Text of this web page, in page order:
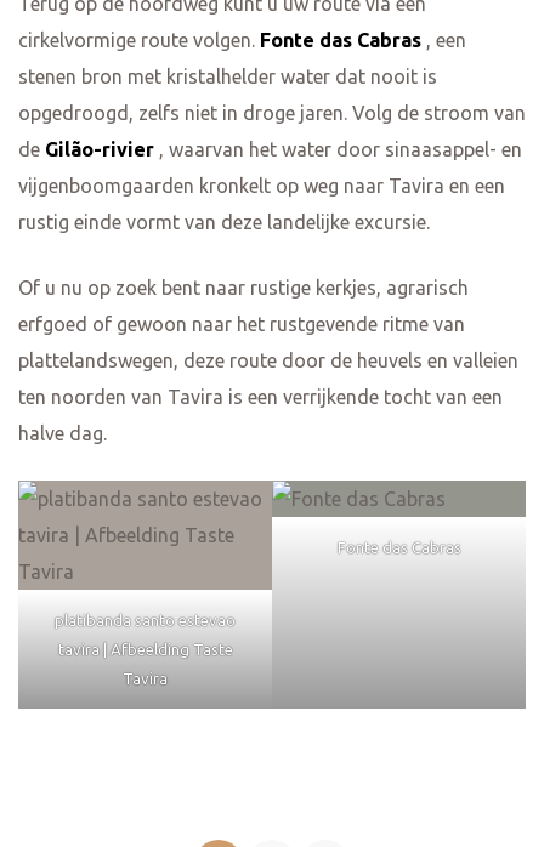
cirkelvormige route volgen. Fonte das Cabras , een
stenen bron met kristalhelder water dat nooit is
opgedroogd, zelfs niet in droge jaren. Volg de stroom van
de Gilão-rivier , waarvan het water door sinaasappel- en
vijgenboomgaarden kronkelt op weg naar Tavira en een
rustig einde vormt van deze landelijke excursie.
Of u nu op zoek bent naar rustige kerkjes, agrarisch
erfgoed of gewoon naar het rustgevende ritme van
plattelandswegen, deze route door de heuvels en valleien
ten noorden van Tavira is een verrijkende tocht van een
halve dag.
platibanda santo estevao
tavira | Afbeelding Taste
Tavira
Fonte das Cabras